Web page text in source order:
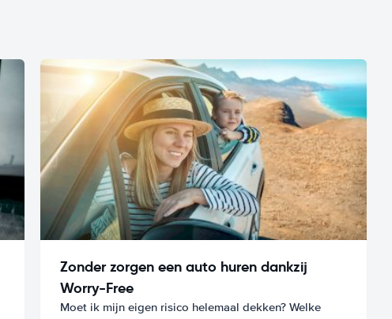
Zonder zorgen een auto huren dankzij
Worry-Free
Moet ik mijn eigen risico helemaal dekken? Welke